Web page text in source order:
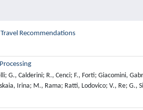
Recommendations
G., Calderini; R., Cenci; F., Forti; Giacomini,
Irina; M., Rama; Ratti, Lodovico; V., Re; G.,